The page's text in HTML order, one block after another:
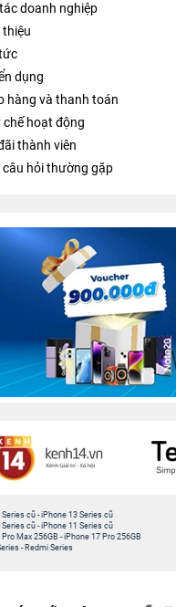
doanh nghiệp
thiệu
dụng
hàng và thanh toán
chế hoạt động
thành viên
câu hỏi thường gặp
Series cũ -iPhone 13 Series cũ
Series cũ -iPhone 11 Series cũ
Max 256GB -iPhone 17 Pro 256GB
- Redmi Series